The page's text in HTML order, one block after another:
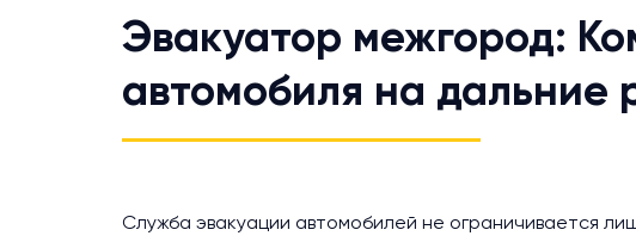
Эвакуатор межгород:
автомобиля на дальние
Служба эвакуации автомобилей не ограничивается